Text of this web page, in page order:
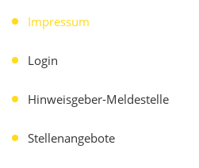
Impressum
Login
Hinweisgeber-Meldestelle
Stellenangebote